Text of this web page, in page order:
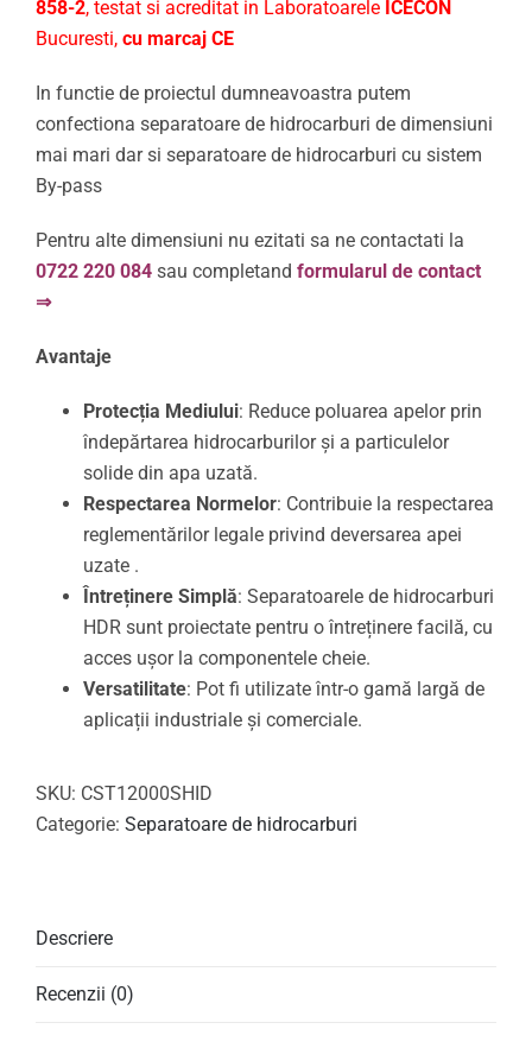
858-2, testat si acreditat in Laboratoarele ICECON
Bucuresti, cu marcaj CE
In functie de proiectul dumneavoastra putem
confectiona separatoare de hidrocarburi de dimensiuni
mai mari dar si separatoare de hidrocarburi cu sistem
By-pass
Pentru alte dimensiuni nu ezitati sa ne contactati la
0722 220 084 sau completand formularul de contact
⇒
Avantaje
Protecția Mediului: Reduce poluarea apelor prin
îndepărtarea hidrocarburilor și a particulelor
solide din apa uzată.
Respectarea Normelor: Contribuie la respectarea
reglementărilor legale privind deversarea apei
uzate .
Întreținere Simplă: Separatoarele de hidrocarburi
HDR sunt proiectate pentru o întreținere facilă, cu
acces ușor la componentele cheie.
Versatilitate: Pot fi utilizate într-o gamă largă de
aplicații industriale și comerciale.
SKU: CST12000SHID
Categorie: Separatoare de hidrocarburi
Descriere
Recenzii (0)